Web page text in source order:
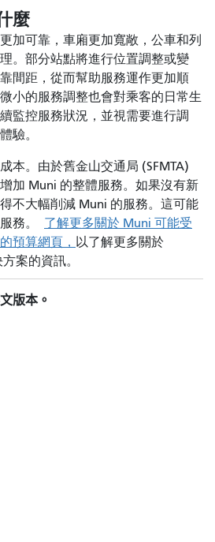
麼
加可靠，車廂更加寬敞，公車和列
。部分站點將進行位置調整或變
間距，從而幫助服務運作更加順
小的服務調整也會對乘客的日常生
監控服務狀況，並視需要進行調
驗。
本。由於舊金山交通局 (SFMTA)
加 Muni 的整體服務。如果沒有新
不大幅削減 Muni 的服務。這可能
務。 了解更多關於 Muni 可能受
預算網頁， 以了解更多關於
方案的資訊。
版本。